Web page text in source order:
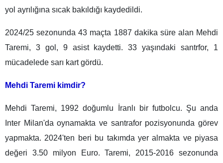
yol ayrılığına sıcak bakıldığı kaydedildi.
2024/25 sezonunda 43 maçta 1887 dakika süre alan Mehdi
Taremi, 3 gol, 9 asist kaydetti. 33 yaşındaki santrfor, 1
mücadelede sarı kart gördü.
Mehdi Taremi kimdir?
Mehdi Taremi, 1992 doğumlu İranlı bir futbolcu. Şu anda
Inter Milan'da oynamakta ve santrafor pozisyonunda görev
yapmakta. 2024'ten beri bu takımda yer almakta ve piyasa
değeri 3.50 milyon Euro. Taremi, 2015-2016 sezonunda